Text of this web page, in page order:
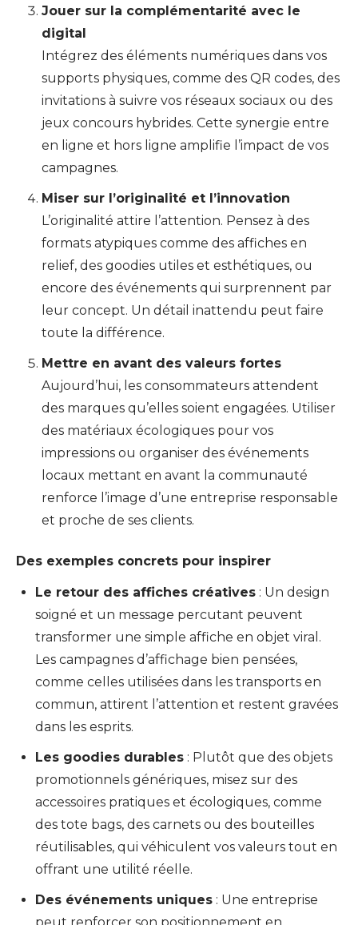
Jouer sur la complémentarité avec le
digital
Intégrez des éléments numériques dans vos
supports physiques, comme des QR codes, des
invitations à suivre vos réseaux sociaux ou des
jeux concours hybrides. Cette synergie entre
en ligne et hors ligne amplifie l’impact de vos
campagnes.
Miser sur l’originalité et l’innovation
L’originalité attire l’attention. Pensez à des
formats atypiques comme des affiches en
relief, des goodies utiles et esthétiques, ou
encore des événements qui surprennent par
leur concept. Un détail inattendu peut faire
toute la différence.
Mettre en avant des valeurs fortes
Aujourd’hui, les consommateurs attendent
des marques qu’elles soient engagées. Utiliser
des matériaux écologiques pour vos
impressions ou organiser des événements
locaux mettant en avant la communauté
renforce l’image d’une entreprise responsable
et proche de ses clients.
Des exemples concrets pour inspirer
Le retour des affiches créatives : Un design
soigné et un message percutant peuvent
transformer une simple affiche en objet viral.
Les campagnes d’affichage bien pensées,
comme celles utilisées dans les transports en
commun, attirent l’attention et restent gravées
dans les esprits.
Les goodies durables : Plutôt que des objets
promotionnels génériques, misez sur des
accessoires pratiques et écologiques, comme
des tote bags, des carnets ou des bouteilles
réutilisables, qui véhiculent vos valeurs tout en
offrant une utilité réelle.
Des événements uniques : Une entreprise